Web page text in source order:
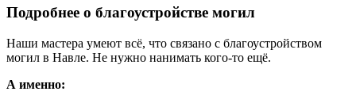
Подробнее о благоустройстве могил
Наши мастера умеют всё, что связано с благоустройством
могил в Навле. Не нужно нанимать кого-то ещё.
А именно: